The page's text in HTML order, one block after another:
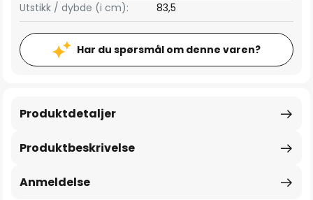
Utstikk / dybde (i cm): 83,5
Har du spørsmål om denne varen?
Produktbeskrivelse
Produktdetaljer
Anmeldelse